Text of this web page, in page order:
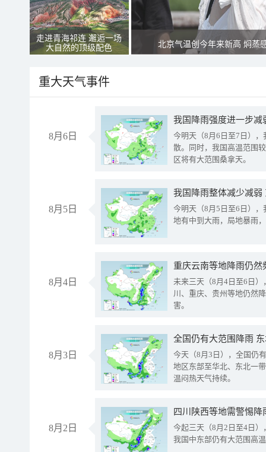
走进青海祁连 邂逅一场
大自然的顶级配色
北京气温创今年来新高 焖蒸
重大天气事件
8月6日
今明天（8月6日至7日）
散。同时，我国高温范围
区将有大范围桑拿天。
8月5日
我国降雨整体减少减弱
今明天（8月5日至6日）
地有中到大雨，局地暴雨
8月4日
重庆云南等地降雨仍然
未来三天（8月4日至6日
川、重庆、贵州等地仍然
害。
8月3日
全国仍有大范围降雨
今天（8月3日），全国仍
地区东部至华北、东北一
温闷热天气持续。
8月2日
今起三天（8月2日至4日
我国中东部仍有大范围高